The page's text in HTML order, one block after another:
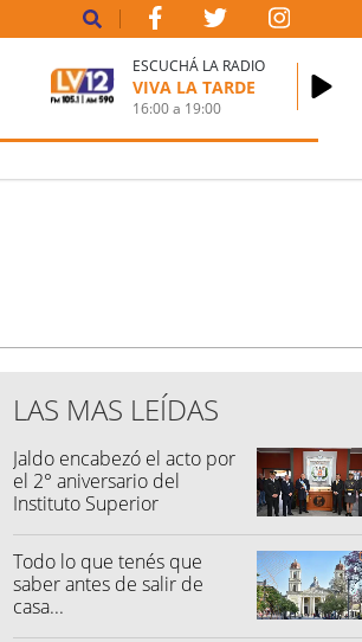
ESCUCHÁ LA RADIO
VIVA LA TARDE
16:00a 19:00
LAS MAS LEÍDAS
Jaldo encabezó el acto por
el 2° aniversario del
Instituto Superior
Todo lo que tenés que
saber antes de salir de
casa...